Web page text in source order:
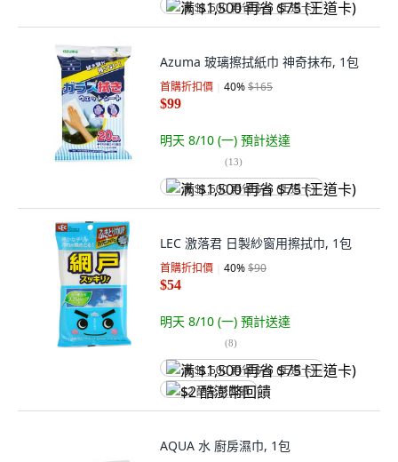
满 $1,500 再省 $75 (王道卡)
Azuma 玻璃擦拭紙巾 神奇抹布, 1包
首購折扣價 40%$165
$99
明天 8/10 (一) 預計送達
(13)
满 $1,500 再省 $75 (王道卡)
LEC 激落君 日製紗窗用擦拭巾, 1包
首購折扣價 40%$90
$54
明天 8/10 (一) 預計送達
(8)
满 $1,500 再省 $75 (王道卡)
$2 酷澎幣回饋
AQUA 水 廚房濕巾, 1包